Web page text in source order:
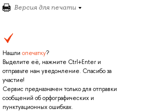
Версия для печати
Нашли опечатку?
Выделите её, нажмите Ctrl+Enter и
отправьте нам уведомление. Спасибо за
участие!
Сервис предназначен только для отправки
сообщений об орфографических и
пунктуационных ошибках.